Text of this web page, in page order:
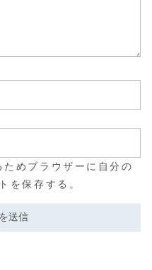
めブラウザーに自分の
を保存する。